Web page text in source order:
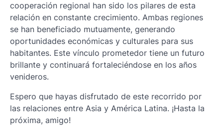
cooperación regional han sido los pilares de esta
relación en constante crecimiento. Ambas regiones
se han beneficiado mutuamente, generando
oportunidades económicas y culturales para sus
habitantes. Este vínculo prometedor tiene un futuro
brillante y continuará fortaleciéndose en los años
venideros.
Espero que hayas disfrutado de este recorrido por
las relaciones entre Asia y América Latina. ¡Hasta la
próxima, amigo!